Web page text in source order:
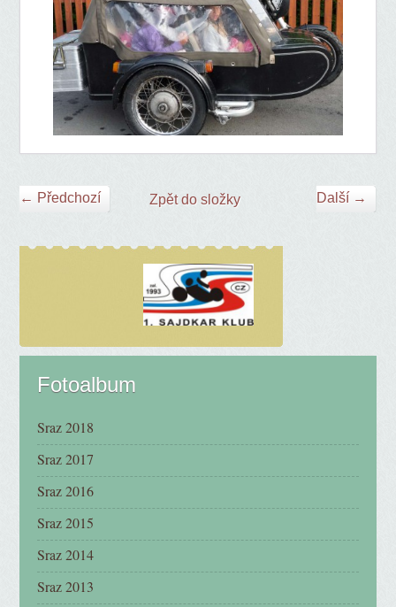
← Předchozí Další →
Zpět do složky
Fotoalbum
Sraz 2018
Sraz 2017
Sraz 2016
Sraz 2015
Sraz 2014
Sraz 2013